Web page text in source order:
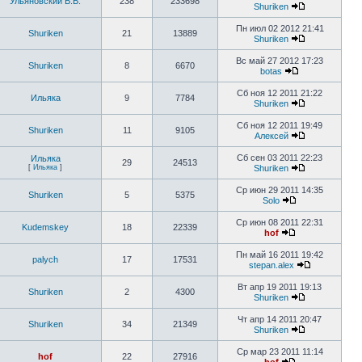
Shuriken
Shuriken 21 13889
Пн июл 02 2012 21:41
Shuriken
Shuriken 8 6670
Вс май 27 2012 17:23
botas
Ильяка 9 7784
Сб ноя 12 2011 21:22
Shuriken
Shuriken 11 9105
Сб ноя 12 2011 19:49
Алексей
Ильяка
[ Ильяка ] 29 24513
Сб сен 03 2011 22:23
Shuriken
Shuriken 5 5375
Ср июн 29 2011 14:35
Solo
Kudemskey 18 22339
Ср июн 08 2011 22:31
hof
palych 17 17531
Пн май 16 2011 19:42
stepan.alex
Shuriken 2 4300
Вт апр 19 2011 19:13
Shuriken
Shuriken 34 21349
Чт апр 14 2011 20:47
Shuriken
hof 22 27916
Ср мар 23 2011 11:14